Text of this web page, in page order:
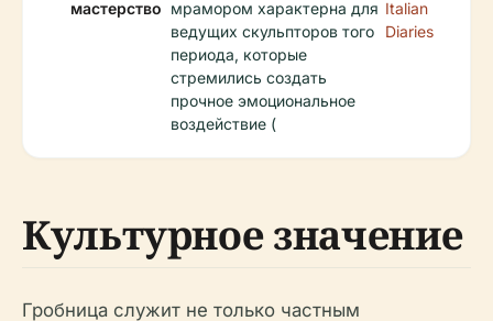
мастерство мрамором характерна для
ведущих скульпторов того
периода, которые
стремились создать
прочное эмоциональное
воздействие (
Italian
Diaries
Культурное значение
Гробница служит не только частным